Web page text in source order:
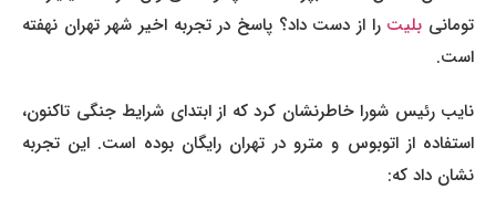
تومانیبلیترا از دست داد؟ پاسخ در تجربه اخیر شهر تهران نهفته
است.
نایب رئیس شورا خاطرنشان کرد که از ابتدای شرایط جنگی تاکنون،
استفاده از اتوبوس و مترو در تهران رایگان بوده است. این تجربه
نشان داد که: